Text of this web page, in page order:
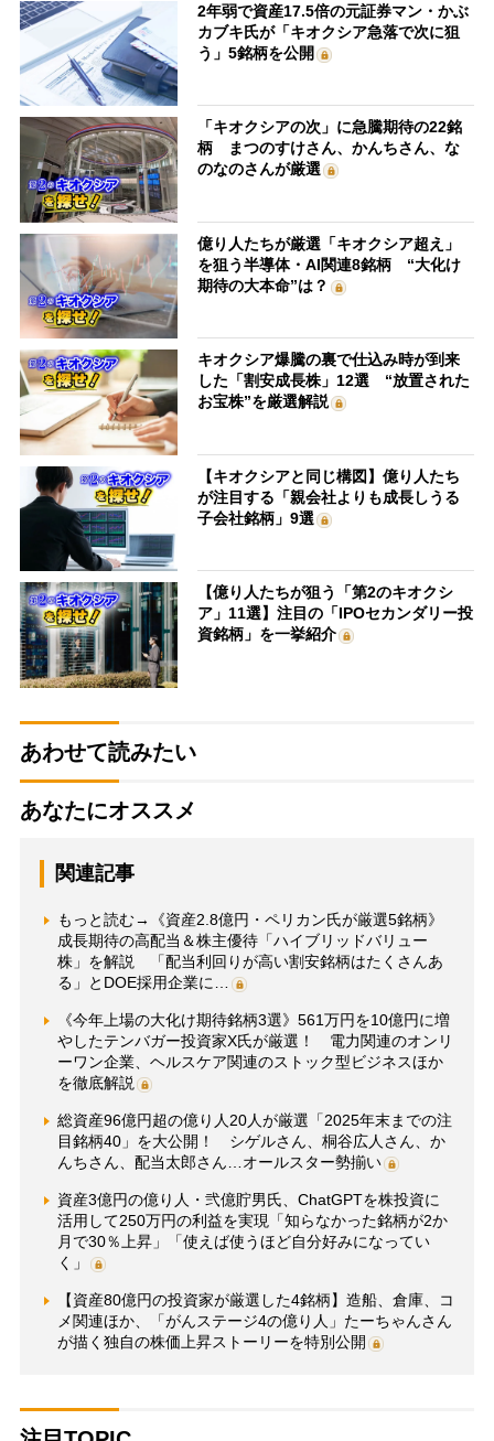
2年弱で資産17.5倍の元証券マン・かぶ
カブキ氏が「キオクシア急落で次に狙
う」5銘柄を公開
「キオクシアの次」に急騰期待の22銘
柄 まつのすけさん、かんちさん、な
のなのさんが厳選
億り人たちが厳選「キオクシア超え」
を狙う半導体・AI関連8銘柄 “大化け
期待の大本命”は？
キオクシア爆騰の裏で仕込み時が到来
した「割安成長株」12選 “放置された
お宝株”を厳選解説
【キオクシアと同じ構図】億り人たち
が注目する「親会社よりも成長しうる
子会社銘柄」9選
【億り人たちが狙う「第2のキオクシ
ア」11選】注目の「IPOセカンダリー投
資銘柄」を一挙紹介
あわせて読みたい
あなたにオススメ
関連記事
もっと読む→《資産2.8億円・ペリカン氏が厳選5銘柄》
成長期待の高配当＆株主優待「ハイブリッドバリュー
株」を解説 「配当利回りが高い割安銘柄はたくさんあ
る」とDOE採用企業に…
《今年上場の大化け期待銘柄3選》561万円を10億円に増
やしたテンバガー投資家X氏が厳選！ 電力関連のオンリ
ーワン企業、ヘルスケア関連のストック型ビジネスほか
を徹底解説
総資産96億円超の億り人20人が厳選「2025年末までの注
目銘柄40」を大公開！ シゲルさん、桐谷広人さん、か
んちさん、配当太郎さん…オールスター勢揃い
資産3億円の億り人・弐億貯男氏、ChatGPTを株投資に
活用して250万円の利益を実現「知らなかった銘柄が2か
月で30％上昇」「使えば使うほど自分好みになってい
く」
【資産80億円の投資家が厳選した4銘柄】造船、倉庫、コ
メ関連ほか、「がんステージ4の億り人」たーちゃんさん
が描く独自の株価上昇ストーリーを特別公開